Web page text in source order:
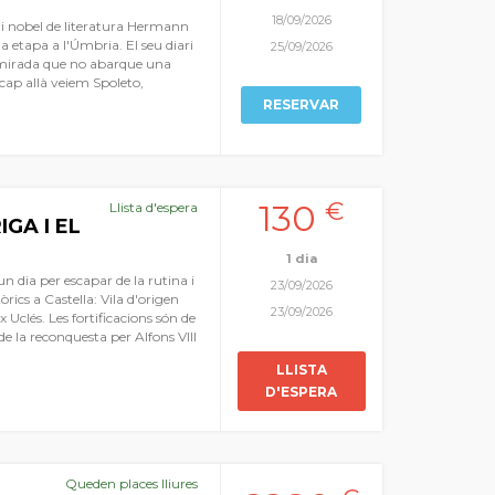
nobel de literatura Hermann
etapa a l'Úmbria. El seu diari
que no abarque una
allà veiem Spoleto,
terra rica d'Història i
infon alegria, serenitat.
Santa Maria de la
umbro, el llac de Trasimè,
elefants o les medievals
una Terra Mil·lenària amb
18/09/2026
25/09/2026
RESERVAR
Llista d'espera
I EL
dia per escapar de la rutina i
a Castella: Vila d'origen
Les fortificacions són de
la reconquesta per Alfons VIII
monestir que passaria a
i militar. Visitarem sobre tot
obra d'art. Dinarem a
130€
1 dia
23/09/2026
23/09/2026
LLISTA
D'ESPERA
Queden places lliures